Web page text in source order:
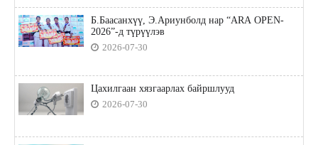
Б.Баасанхүү, Э.Ариунболд нар “ARA OPEN-
2026”-д түрүүлэв
2026-07-30
Цахилгаан хязгаарлах байршлууд
2026-07-30